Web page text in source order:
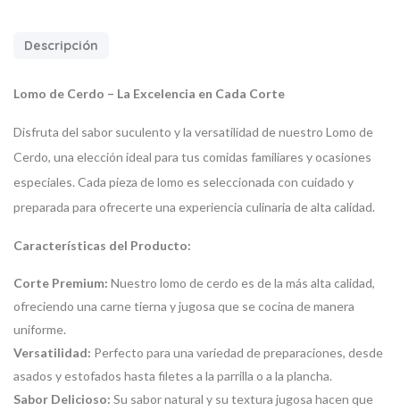
Descripción
Lomo de Cerdo – La Excelencia en Cada Corte
Disfruta del sabor suculento y la versatilidad de nuestro Lomo de
Cerdo, una elección ideal para tus comidas familiares y ocasiones
especiales. Cada pieza de lomo es seleccionada con cuidado y
preparada para ofrecerte una experiencia culinaria de alta calidad.
Características del Producto:
Corte Premium: Nuestro lomo de cerdo es de la más alta calidad,
ofreciendo una carne tierna y jugosa que se cocina de manera
uniforme.
Versatilidad: Perfecto para una variedad de preparaciones, desde
asados y estofados hasta filetes a la parrilla o a la plancha.
Sabor Delicioso: Su sabor natural y su textura jugosa hacen que